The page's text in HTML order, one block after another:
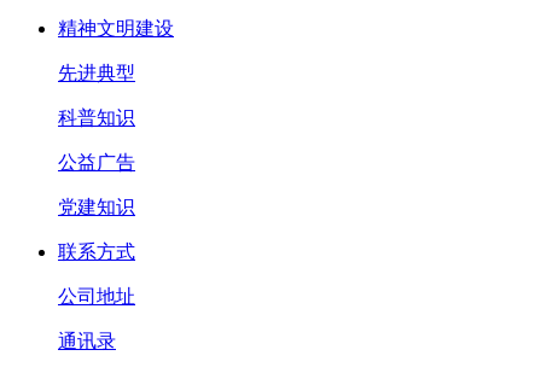
精神文明建设
先进典型
科普知识
公益广告
党建知识
联系方式
公司地址
通讯录